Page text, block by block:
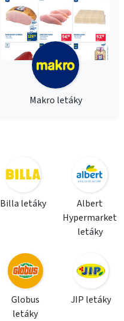
Makro letáky
Billa letáky
Albert
Hypermarket
letáky
Globus
letáky
JIP letáky